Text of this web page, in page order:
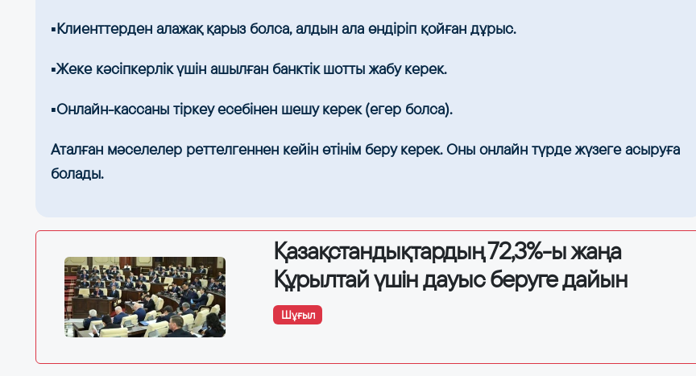
▪️Клиенттерден алажақ қарыз болса, алдын ала өндіріп қойған дұрыс.
▪️Жеке кәсіпкерлік үшін ашылған банктік шотты жабу керек.
▪️Онлайн-кассаны тіркеу есебінен шешу керек (егер болса).
Аталған мәселелер реттелгеннен кейін өтінім беру керек. Оны онлайн түрде жүзеге асыруға
болады.
Қазақстандықтардың 72,3%-ы жаңа
Құрылтай үшін дауыс беруге дайын
Шұғыл